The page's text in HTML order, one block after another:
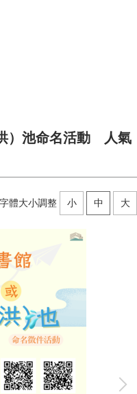
）池命名活動 人氣
字體大小調整 小 中 大